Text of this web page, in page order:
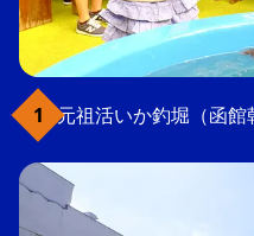
元祖活いか釣堀（函館